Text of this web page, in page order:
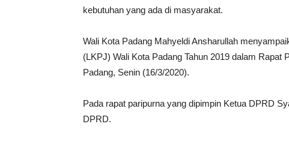
kebutuhan yang ada di masyarakat.
Wali Kota Padang Mahyeldi Ansharullah
(LKPJ) Wali Kota Padang Tahun 2019 dalam
Padang, Senin (16/3/2020).
Pada rapat paripurna yang dipimpin Ketua DPRD
DPRD.